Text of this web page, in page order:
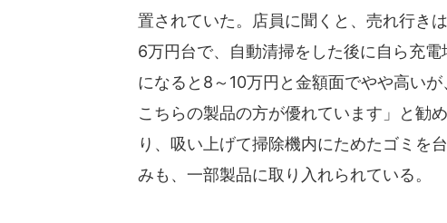
置されていた。店員に聞くと、売れ行き
6万円台で、自動清掃をした後に自ら充
になると8～10万円と金額面でやや高い
こちらの製品の方が優れています」と勧
り、吸い上げて掃除機内にためたゴミを
みも、一部製品に取り入れられている。